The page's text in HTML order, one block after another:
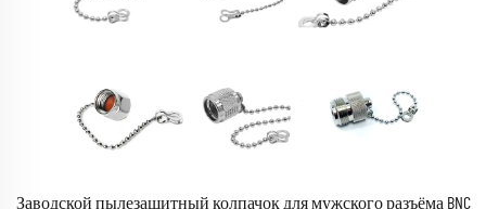
Заводской пылезащитный колпачок для мужского разъёма BNC